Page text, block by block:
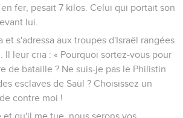
fer, pesait 7 kilos. Celui qui portait son
lui.
et s'adressa aux troupes d'Israël rangées
Il leur cria : « Pourquoi sortez-vous pour
de bataille ? Ne suis-je pas le Philistin
esclaves de Saül ? Choisissez un
contre moi !
et qu'il me tue, nous serons vos